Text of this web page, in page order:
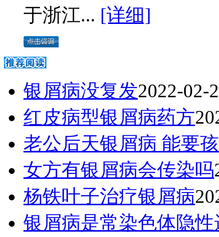
于浙江... [详细]
银屑病没复发2022-02-
红皮病型银屑病药方
老公后天银屑病 能要
女方有银屑病会传染吗
杨铁叶子治疗银屑病
银屑病是常染色体隐性